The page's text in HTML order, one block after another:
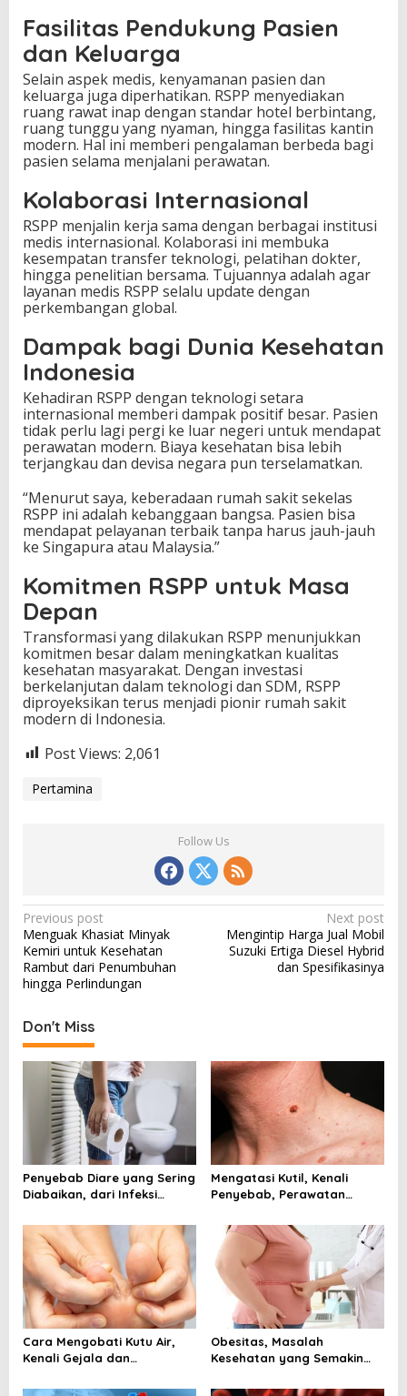
Fasilitas Pendukung Pasien
dan Keluarga
Selain aspek medis, kenyamanan pasien dan
keluarga juga diperhatikan. RSPP menyediakan
ruang rawat inap dengan standar hotel berbintang,
ruang tunggu yang nyaman, hingga fasilitas kantin
modern. Hal ini memberi pengalaman berbeda bagi
pasien selama menjalani perawatan.
Kolaborasi Internasional
RSPP menjalin kerja sama dengan berbagai institusi
medis internasional. Kolaborasi ini membuka
kesempatan transfer teknologi, pelatihan dokter,
hingga penelitian bersama. Tujuannya adalah agar
layanan medis RSPP selalu update dengan
perkembangan global.
Dampak bagi Dunia Kesehatan
Indonesia
Kehadiran RSPP dengan teknologi setara
internasional memberi dampak positif besar. Pasien
tidak perlu lagi pergi ke luar negeri untuk mendapat
perawatan modern. Biaya kesehatan bisa lebih
terjangkau dan devisa negara pun terselamatkan.
“Menurut saya, keberadaan rumah sakit sekelas
RSPP ini adalah kebanggaan bangsa. Pasien bisa
mendapat pelayanan terbaik tanpa harus jauh-jauh
ke Singapura atau Malaysia.”
Komitmen RSPP untuk Masa
Depan
Transformasi yang dilakukan RSPP menunjukkan
komitmen besar dalam meningkatkan kualitas
kesehatan masyarakat. Dengan investasi
berkelanjutan dalam teknologi dan SDM, RSPP
diproyeksikan terus menjadi pionir rumah sakit
modern di Indonesia.
Post Views: 2,061
Pertamina
Follow Us
P
o
s
t
n
a
t
i
o
n
Previous post
Menguak Khasiat Minyak
Kemiri untuk Kesehatan
Rambut dari Penumbuhan
hingga Perlindungan
Next post
Mengintip Harga Jual Mobil
Suzuki Ertiga Diesel Hybrid
dan Spesifikasinya
Don't Miss
Penyebab Diare yang Sering
Diabaikan, dari Infeksi
Mengatasi Kutil, Kenali
Penyebab, Perawatan
Dokter
Cara Mengobati Kutu Air,
Kenali Gejala dan
Sejak Awal
Obesitas, Masalah
Kesehatan yang Semakin
Modern